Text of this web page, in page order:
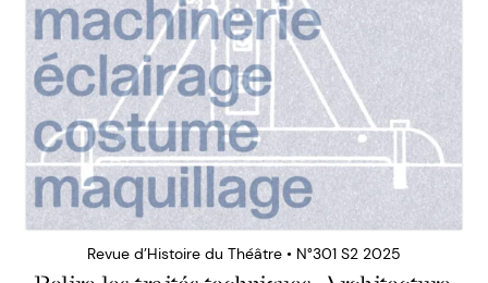
Revue d’Histoire du Théâtre • N°301 S2 2025